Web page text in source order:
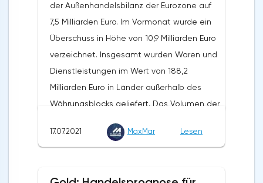
der Außenhandelsbilanz der Eurozone auf
7,5 Milliarden Euro. Im Vormonat wurde ein
Überschuss in Höhe von 10,9 Milliarden Euro
verzeichnet. Insgesamt wurden Waren und
Dienstleistungen im Wert von 188,2
Milliarden Euro in Länder außerhalb des
Währungsblocks geliefert. Das Volumen der
Monaten um 31,9 %. Die Importe wurden in
17.07.2021 MaxMar Lesen